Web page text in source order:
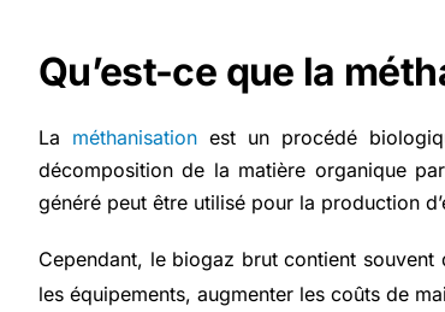
Qu’est-ce que la
La méthanisation est un procédé
décomposition de la matière organique
généré peut être utilisé pour la production
Cependant, le biogaz brut contient souvent
les équipements, augmenter les coûts de